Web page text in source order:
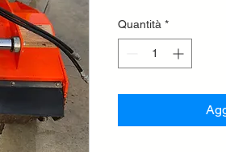
Quantità *